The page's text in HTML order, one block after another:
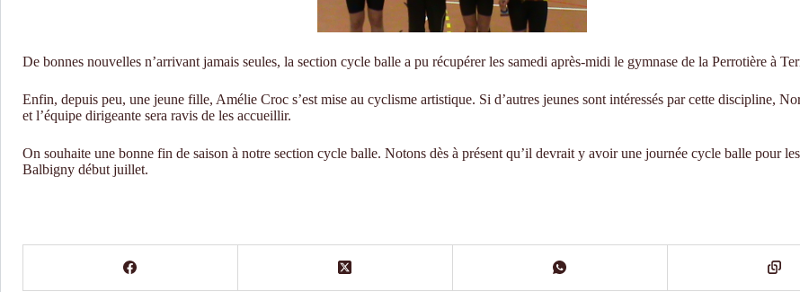
De bonnes nouvelles n’arrivant jamais seules, la section cycle balle a pu récupérer les samedi après-midi le gymnase de la Perrotière à
Enfin, depuis peu, une jeune fille, Amélie Croc s’est mise au cyclisme artistique. Si d’autres jeunes sont intéressés par cette discipline,
et l’équipe dirigeante sera ravis de les accueillir.
On souhaite une bonne fin de saison à notre section cycle balle. Notons dès à présent qu’il devrait y avoir une journée cycle balle pour
Balbigny début juillet.